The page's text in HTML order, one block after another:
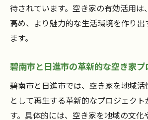
待されています。空き家の有効活用は
高め、より魅力的な生活環境を作り出
ます。
碧南市と日進市の革新的な空き家プ
碧南市と日進市では、空き家を地域
として再生する革新的なプロジェク
す。具体的には、空き家を地域の文化